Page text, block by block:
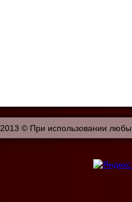
2013 © При использовании